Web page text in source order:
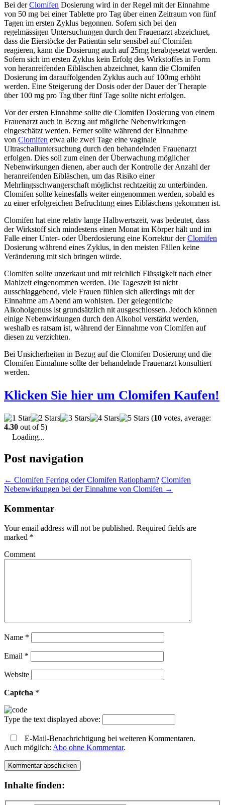
Bei derClomifen Dosierung wird in der Regel mit der Einnahme
von 50 mg bei einer Tablette pro Tag über einen Zeitraum von fünf
Tagen im ersten Zyklus begonnen. Sofern sich bei den
regelmässigen Untersuchungen durch den Frauenarzt abzeichnet,
dass die Eierstöcke der Patientin sehr sensibel auf Clomifen
reagieren, kann die Dosierung auch auf 25mg herabgesetzt werden.
Sofern sich im ersten Zyklus kein Erfolg des Wirkstoffes in Form
von heranreifenden Eibläschen abzeichnet, kann die Clomifen
Dosierung im darauffolgenden Zyklus auch auf 100mg erhöht
werden. Eine Steigerung der Dosis oder der Dauer der Therapie
über 100 mg pro Tag über fünf Tage sollte nicht erfolgen.
Vor der ersten Einnahme sollte die Clomifen Dosierung von einem
Frauenarzt auch in Bezug auf mögliche Nebenwirkungen
eingeschätzt werden. Ferner sollte während der Einnahme
von Clomifen etwa alle zwei Tage eine vaginale
Ultraschalluntersuchung durch den behandelnden Frauenarzt
erfolgen. Dies soll zum einen der Überwachung möglicher
Nebenwirkungen dienen, aber auch der Kontrolle der Anzahl der
heranreifenden Eibläschen, um das Risiko einer
Mehrlingsschwangerschaft möglichst rechtzeitig zu unterbinden.
Clomifen sollte keinesfalls weiter eingenommen werden, sobald es
zu einer erfolgreichen Befruchtung eines Eibläschens gekommen ist.
Clomifen hat eine relativ lange Halbwertszeit, was bedeutet, dass
der Wirkstoff sich mindestens einen Monat im Körper hält und im
Falle einer Unter- oder Überdosierung eine Korrektur derClomifen
Dosierung während eines Zyklus, in den meisten Fällen keine
Veränderung mit sich bringen würde.
Clomifen sollte unzerkaut und mit reichlich Flüssigkeit nach einer
Mahlzeit eingenommen werden. Die Tageszeit ist nicht
ausschlaggebend, viele Frauen fühlen sich allerdings mit der
Einnahme am Abend am wohlsten. Der gelegentliche
Alkoholgenuss ist grundsätzlich nit ausgeschlossen. Jedoch können
einige Nebenwirkungen durch den Alkohol verstärkt werden,
weshalb es ratsam ist, während der Einnahme von Clomifen auf
diesen zu verzichten.
Bei Unsicherheiten in Bezug auf die Clomifen Dosierung und die
Clomifen Einnahme sollte der behandelnde Frauenarzt konsultiert
werden.
Klicken Sie hier um Clomifen Kaufen!
(10 votes, average:
4.30 out of 5)
Loading...
Post navigation
← Clomifen Ferring oder Clomifen Ratiopharm? Clomifen
Nebenwirkungen bei der Einnahme von Clomifen →
Kommentar
Your email address will not be published. Required fields are
marked *
Comment
Name *
Email *
Website
Captcha *
Type the text displayed above:
E-Mail-Benachrichtigung bei weiteren Kommentaren.
Auch möglich: Abo ohne Kommentar.
Inhalte finden: